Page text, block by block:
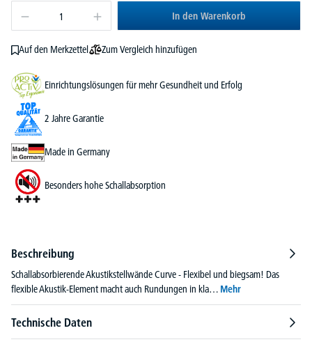
In den Warenkorb
Auf den Merkzettel Zum Vergleich hinzufügen
Einrichtungslösungen für mehr Gesundheit und Erfolg
2 Jahre Garantie
Made in Germany
Besonders hohe Schallabsorption
Beschreibung
Schallabsorbierende Akustikstellwände Curve - Flexibel und biegsam! Das
flexible Akustik-Element macht auch Rundungen in kla… Mehr
Technische Daten